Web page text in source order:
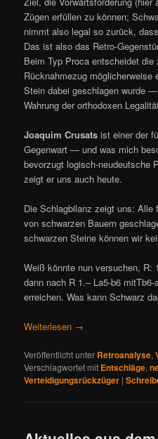
Zügen erfüllen zu können;
nimmt also legal so zurück,
Das ist also das Retro-
Beim Typ Proca entscheidet
Rücknahmezug möglicherweise
Stein dabei geschlagen wurde
Wahrung der orthodoxen
Joaquim Crusats ist einer der
Gegenwart — und was mich
bevorzugt logisch-neudeutsche
zeigt er uns auch heute.
Die Schlagbilanz zeigt uns: Alle
von schwarzen Bauern
schwarzen Steine können wir
Weiß könnte nun versuchen, R:
dann nach R 1.– La5-b6
erreichen. Was kann Schwarz
Weiterlesen →
Veröffentlicht unter Retroanalyse,
Verschlagwortet mit Entschläge,
Verteidigungsrückzüger |